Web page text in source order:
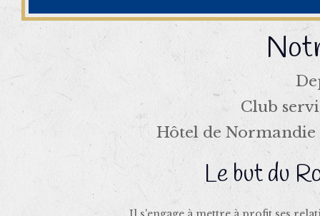
Club
Hôtel de Normandie
Le but du